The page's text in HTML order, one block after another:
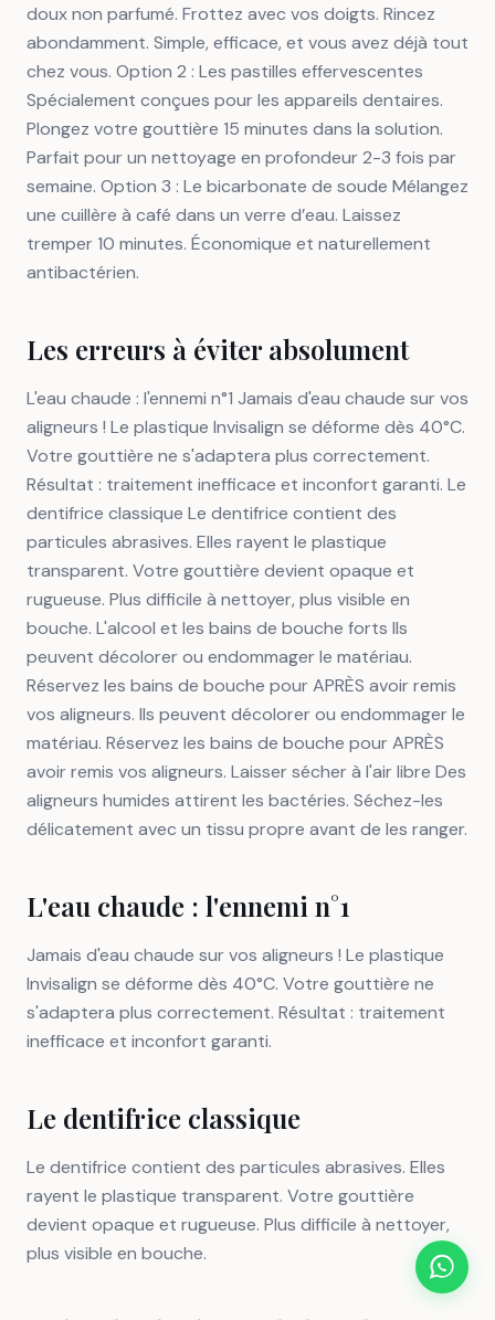
doux non parfumé. Frottez avec vos doigts. Rincez
abondamment. Simple, efficace, et vous avez déjà tout
chez vous. Option 2 : Les pastilles effervescentes
Spécialement conçues pour les appareils dentaires.
Plongez votre gouttière 15 minutes dans la solution.
Parfait pour un nettoyage en profondeur 2-3 fois par
semaine. Option 3 : Le bicarbonate de soude Mélangez
une cuillère à café dans un verre d’eau. Laissez
tremper 10 minutes. Économique et naturellement
antibactérien.
Les erreurs à éviter absolument
L'eau chaude : l'ennemi n°1 Jamais d'eau chaude sur vos
aligneurs ! Le plastique Invisalign se déforme dès 40°C.
Votre gouttière ne s'adaptera plus correctement.
Résultat : traitement inefficace et inconfort garanti. Le
dentifrice classique Le dentifrice contient des
particules abrasives. Elles rayent le plastique
transparent. Votre gouttière devient opaque et
rugueuse. Plus difficile à nettoyer, plus visible en
bouche. L'alcool et les bains de bouche forts Ils
peuvent décolorer ou endommager le matériau.
Réservez les bains de bouche pour APRÈS avoir remis
vos aligneurs. Ils peuvent décolorer ou endommager le
matériau. Réservez les bains de bouche pour APRÈS
avoir remis vos aligneurs. Laisser sécher à l'air libre Des
aligneurs humides attirent les bactéries. Séchez-les
délicatement avec un tissu propre avant de les ranger.
L'eau chaude : l'ennemi n°1
Jamais d'eau chaude sur vos aligneurs ! Le plastique
Invisalign se déforme dès 40°C. Votre gouttière ne
s'adaptera plus correctement. Résultat : traitement
inefficace et inconfort garanti.
Le dentifrice classique
Le dentifrice contient des particules abrasives. Elles
rayent le plastique transparent. Votre gouttière
devient opaque et rugueuse. Plus difficile à nettoyer,
plus visible en bouche.